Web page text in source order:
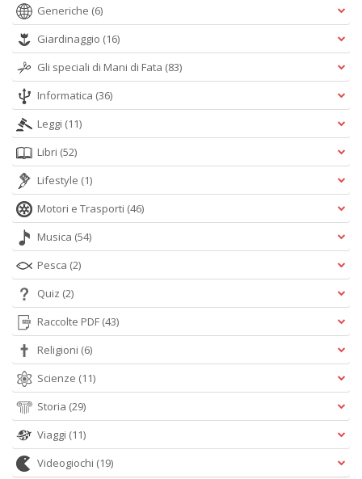
Generiche (6)
Giardinaggio (16)
Gli speciali di Mani di Fata (83)
Informatica (36)
Leggi (11)
Libri (52)
Lifestyle (1)
Motori e Trasporti (46)
Musica (54)
Pesca (2)
Quiz (2)
Raccolte PDF (43)
Religioni (6)
Scienze (11)
Storia (29)
Viaggi (11)
Videogiochi (19)